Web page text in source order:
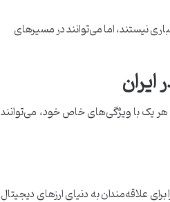
نیستند، اما می‌توانند در مسیرهای
هر یک با ویژگی‌های خاص خود، می‌توانند
علاقه‌مندان به دنیای ارزهای دیجیتال